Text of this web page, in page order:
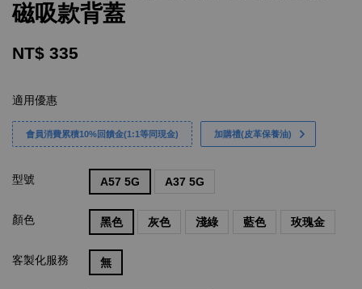
磁吸款背蓋
NT$ 335
適用優惠
會員消費累積10%回饋金(1:1等同現金) 加購禮(皮革保養油)
型號 A57 5G A37 5G
顏色 黑色 灰色 淺綠 藍色 玫瑰金
客製化服務 無